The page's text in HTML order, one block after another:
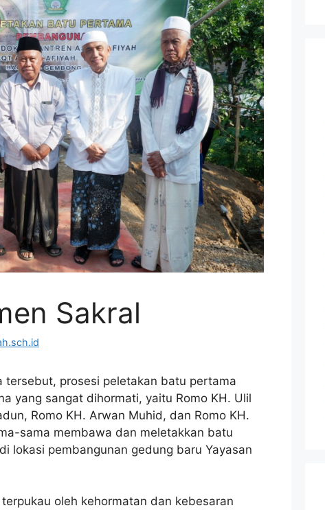
Sakral
tersebut, prosesi peletakan batu pertama
yang sangat dihormati, yaitu Romo KH. Ulil
Romo KH. Arwan Muhid, dan Romo KH.
sama membawa dan meletakkan batu
lokasi pembangunan gedung baru Yayasan
oleh kehormatan dan kebesaran